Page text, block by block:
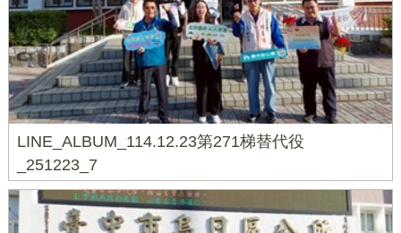
LINE_ALBUM_114.12.23第271梯替代役
_251223_7